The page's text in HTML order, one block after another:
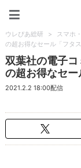
ウレぴあ総研 > スマホ
の超お得なセール「フタ
双葉社の電子
の超お得なセ
2021.2.2 18:00配信